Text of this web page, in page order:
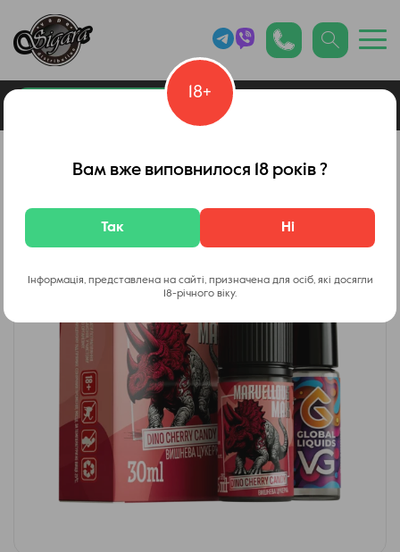
Каталог товарів
18+
Вам вже виповнилося 18 років ?
Так Ні
Інформація, представлена на сайті, призначена для осіб, які досягли
18-річного віку.